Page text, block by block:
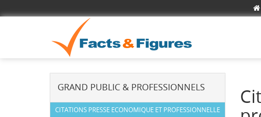
GRAND PUBLIC & PROFESSIONNELS
CITATIONS PRESSE ECONOMIQUE ET PROFESSIONNELLE